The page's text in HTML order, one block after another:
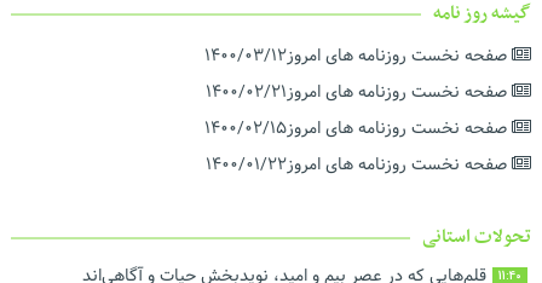
گیشه روز نامه
صفحه نخست روزنامه های امروز۱۴۰۰/۰۳/۱۲
صفحه نخست روزنامه های امروز۱۴۰۰/۰۲/۲۱
صفحه نخست روزنامه های امروز۱۴۰۰/۰۲/۱۵
صفحه نخست روزنامه های امروز۱۴۰۰/۰۱/۲۲
تحولات استانی
11:40 قلم‌هایی که در عصر بیم و امید، نویدبخش حیات و آگاهی‌اند